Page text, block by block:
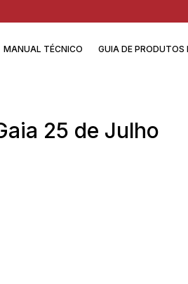
MANUAL TÉCNICO GUIA DE PRODUTOS
25 de Julho